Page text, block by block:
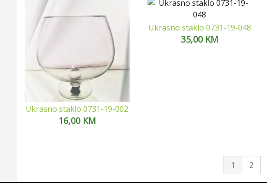
Ukrasno staklo 0731-19-002
16,00 KM
Ukrasno staklo 0731-19-048
35,00 KM
1 2